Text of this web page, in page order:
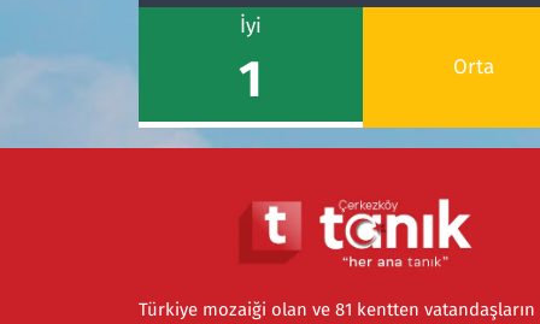
İyi
1 Orta
Türkiye mozaiği olan ve 81 kentten vatandaşların